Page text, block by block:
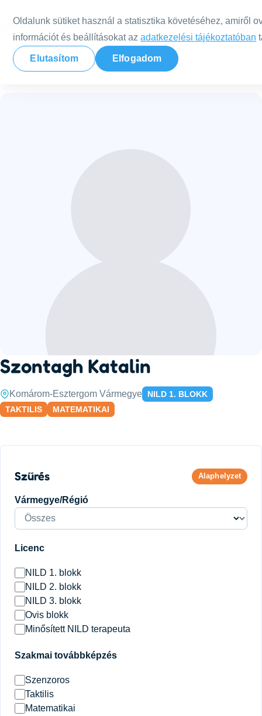
Oldalunk sütiket használ a statisztika követéséhez, amiről
információt és beállításokat azadatkezelési tájékoztatóban
Elutasítom Elfogadom
Nild Hungary Terapeuták Szontagh Katalin
Szontagh Katalin
Komárom-Esztergom Vármegye
NILD 1. BLOKK
TAKTILIS
MATEMATIKAI
Szűrés Alaphelyzet
Vármegye/Régió
Licenc
NILD 1. blokk
NILD 2. blokk
NILD 3. blokk
Ovis blokk
Minősített NILD terapeuta
Szakmai továbbképzés
Szenzoros
Taktilis
Matematikai